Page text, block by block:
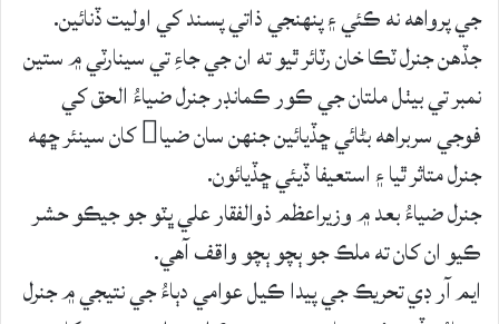
جي پرواهه نه ڪئي ۽ پنهنجي ذاتي پسند کي اوليت ڏنائين.
جڏهن جنرل ٽڪا خان رٽائر ٿيو ته ان جي جاءِ تي سينارٽي ۾ ستين
نمبر تي بيٺل ملتان جي ڪور ڪمانڊر جنرل ضياءُ الحق کي
فوجي سربراهه بڻائي ڇڏيائين جنهن سان ضيا کان سينئر ڇھه
جنرل متاثر ٿيا ۽ استعيفا ڏيئي ڇڏيائون.
جنرل ضياءُ بعد ۾ وزيراعظم ذوالفقار علي ڀٽو جو جيڪو حشر
ڪيو ان کان ته ملڪ جو ٻچو ٻچو واقف آهي.
ايم آر ڊي تحريڪ جي پيدا ڪيل عوامي دٻاءُ جي نتيجي ۾ جنرل